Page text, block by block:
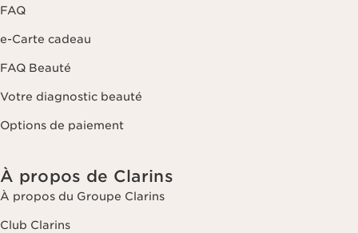
FAQ
e-Carte cadeau
FAQ Beauté
Votre diagnostic beauté
Options de paiement
À propos de Clarins
À propos du Groupe Clarins
Club Clarins